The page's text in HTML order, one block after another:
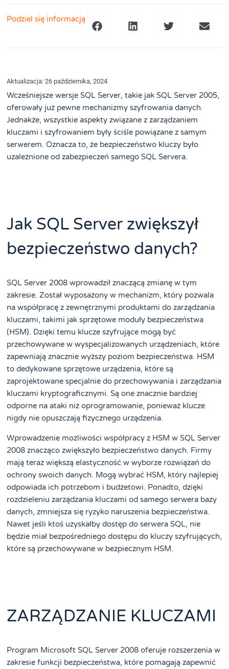
Podziel się informacją
Aktualizacja: 26 października, 2024
Wcześniejsze wersje SQL Server, takie jak SQL Server 2005,
oferowały już pewne mechanizmy szyfrowania danych.
Jednakże, wszystkie aspekty związane z zarządzaniem
kluczami i szyfrowaniem były ściśle powiązane z samym
serwerem. Oznacza to, że bezpieczeństwo kluczy było
uzależnione od zabezpieczeń samego SQL Servera.
Jak SQL Server zwiększył
bezpieczeństwo danych?
SQL Server 2008 wprowadził znaczącą zmianę w tym
zakresie. Został wyposażony w mechanizm, który pozwala
na współpracę z zewnętrznymi produktami do zarządzania
kluczami, takimi jak sprzętowe moduły bezpieczeństwa
(HSM). Dzięki temu klucze szyfrujące mogą być
przechowywane w wyspecjalizowanych urządzeniach, które
zapewniają znacznie wyższy poziom bezpieczeństwa. HSM
to dedykowane sprzętowe urządzenia, które są
zaprojektowane specjalnie do przechowywania i zarządzania
kluczami kryptograficznymi. Są one znacznie bardziej
odporne na ataki niż oprogramowanie, ponieważ klucze
nigdy nie opuszczają fizycznego urządzenia.
Wprowadzenie możliwości współpracy z HSM w SQL Server
2008 znacząco zwiększyło bezpieczeństwo danych. Firmy
mają teraz większą elastyczność w wyborze rozwiązań do
ochrony swoich danych. Mogą wybrać HSM, który najlepiej
odpowiada ich potrzebom i budżetowi. Ponadto, dzięki
rozdzieleniu zarządzania kluczami od samego serwera bazy
danych, zmniejsza się ryzyko naruszenia bezpieczeństwa.
Nawet jeśli ktoś uzyskałby dostęp do serwera SQL, nie
będzie miał bezpośredniego dostępu do kluczy szyfrujących,
które są przechowywane w bezpiecznym HSM.
ZARZĄDZANIE KLUCZAMI
Program Microsoft SQL Server 2008 oferuje rozszerzenia w
zakresie funkcji bezpieczeństwa, które pomagają zapewnić